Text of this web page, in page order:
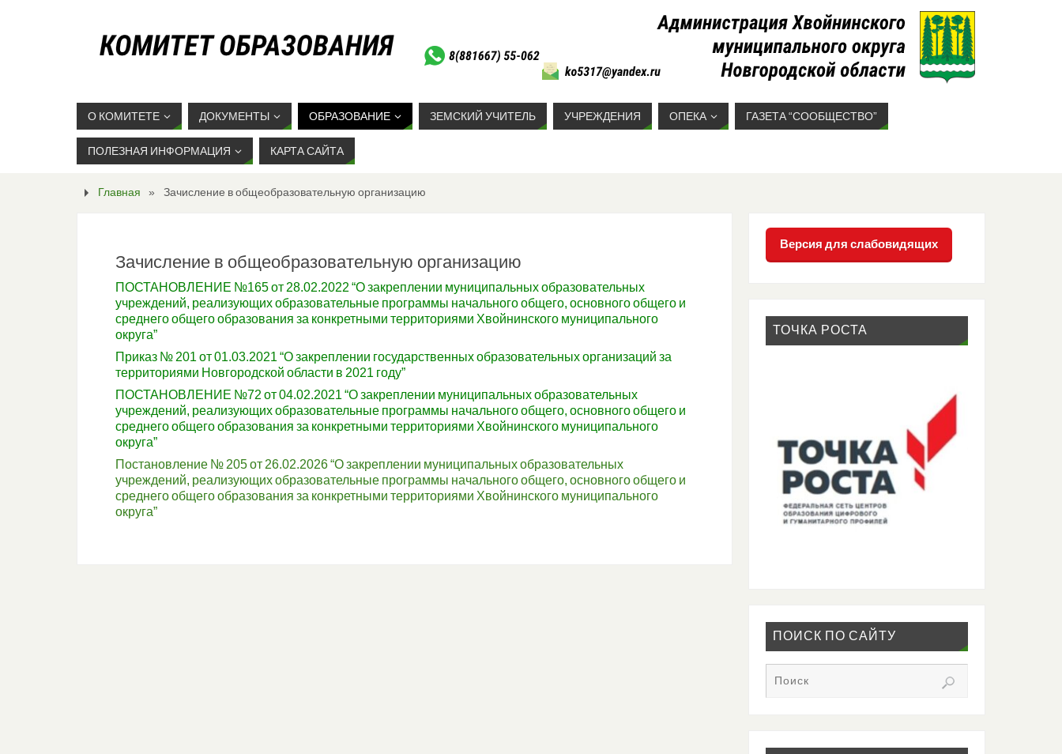
О КОМИТЕТЕ ДОКУМЕНТЫ ОБРАЗОВАНИЕ ЗЕМСКИЙ УЧИТЕЛЬ УЧРЕЖДЕНИЯ ОПЕКА ГАЗЕТА “СООБЩЕСТВО”
ПОЛЕЗНАЯ ИНФОРМАЦИЯ КАРТА САЙТА
Главная » Зачисление в общеобразовательную организацию
Зачисление в общеобразовательную организацию
ПОСТАНОВЛЕНИЕ №165 от 28.02.2022 “О закреплении муниципальных образовательных
учреждений, реализующих образовательные программы начального общего, основного общего и
среднего общего образования за конкретными территориями Хвойнинского муниципального
округа”
Приказ № 201 от 01.03.2021 “О закреплении государственных образовательных организаций за
территориями Новгородской области в 2021 году”
ПОСТАНОВЛЕНИЕ №72 от 04.02.2021 “О закреплении муниципальных образовательных
учреждений, реализующих образовательные программы начального общего, основного общего и
среднего общего образования за конкретными территориями Хвойнинского муниципального
округа”
Постановление № 205 от 26.02.2026 “О закреплении муниципальных образовательных
учреждений, реализующих образовательные программы начального общего, основного общего и
среднего общего образования за конкретными территориями Хвойнинского муниципального
округа”
Версия для слабовидящих
ТОЧКА РОСТА
ПОИСК ПО САЙТУ